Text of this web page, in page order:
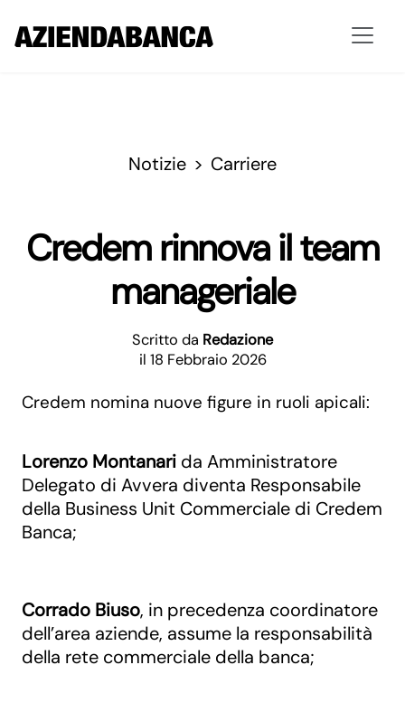
Notizie Carriere
Credem rinnova il team
manageriale
Scritto da Redazione
il 18 Febbraio 2026
Credem nomina nuove figure in ruoli apicali:
Lorenzo Montanari da Amministratore
Delegato di Avvera diventa Responsabile
della Business Unit Commerciale di Credem
Banca;
Corrado Biuso, in precedenza coordinatore
dell’area aziende, assume la responsabilità
della rete commerciale della banca;